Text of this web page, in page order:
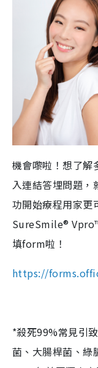
機會嚟啦！想了
入連結答埋問題，
功開始療程用家更
SureSmile®
填form啦！
https://
*殺死99%常見引
菌、大腸桿菌、綠